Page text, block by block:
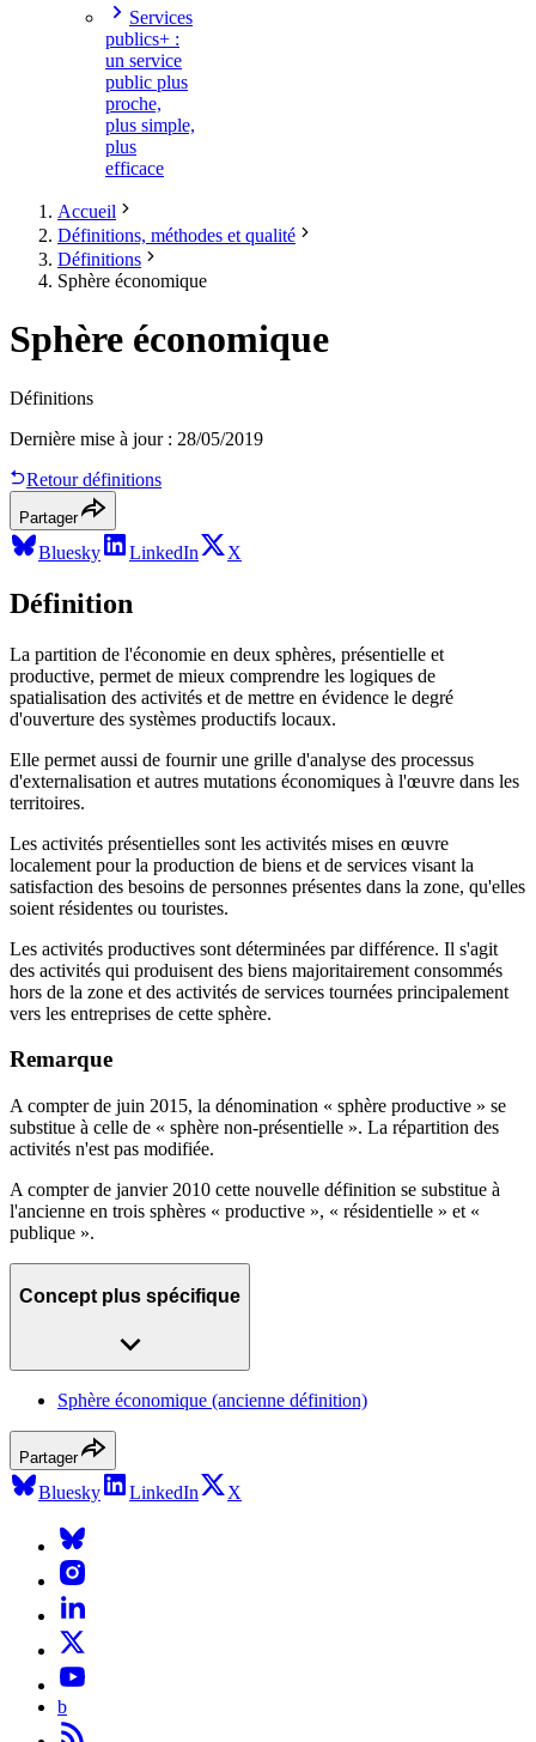
Services
publics+ :
un service
public plus
proche,
plus simple,
plus
efficace
Accueil
Définitions, méthodes et qualité
Définitions
Sphère économique
Sphère économique
Définitions
Dernière mise à jour: 28/05/2019
Retour définitions
Partager
Bluesky LinkedIn X
Définition
La partition de l'économie en deux sphères, présentielle et
productive, permet de mieux comprendre les logiques de
spatialisation des activités et de mettre en évidence le degré
d'ouverture des systèmes productifs locaux.
Elle permet aussi de fournir une grille d'analyse des processus
d'externalisation et autres mutations économiques à l'œuvre dans les
territoires.
Les activités présentielles sont les activités mises en œuvre
localement pour la production de biens et de services visant la
satisfaction des besoins de personnes présentes dans la zone, qu'elles
soient résidentes ou touristes.
Les activités productives sont déterminées par différence. Il s'agit
des activités qui produisent des biens majoritairement consommés
hors de la zone et des activités de services tournées principalement
vers les entreprises de cette sphère.
Remarque
A compter de juin 2015, la dénomination « sphère productive » se
substitue à celle de « sphère non-présentielle ». La répartition des
activités n'est pas modifiée.
A compter de janvier 2010 cette nouvelle définition se substitue à
l'ancienne en trois sphères « productive », « résidentielle » et «
publique ».
Concept plus spécifique
Sphère économique (ancienne définition)
Partager
Bluesky LinkedIn X
b